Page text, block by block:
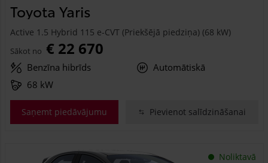
Toyota Yaris
Active 1.5 Hybrid 115 e-CVT (Priekšējā piedziņa) (68 kW)
Sākot no € 22 670
Benzīna hibrīds
Automātiskā
68 kW
Saņemt piedāvājumu Pievienot salīdzināšanai
Noliktavā